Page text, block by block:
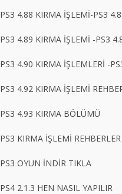
PS3 4.88 KIRMA İŞLEMİ-PS3
PS3 4.89 KIRMA İŞLEMİ -PS3
PS3 4.90 KIRMA İŞLEMLERİ -
PS3 4.92 KIRMA İŞLEMİ
PS3 4.93 KIRMA BÖLÜMÜ
PS3 KIRMA İŞLEMİ REHBERLER
PS3 OYUN İNDİR TIKLA
PS4 2.1.3 HEN NASIL YAPILIR